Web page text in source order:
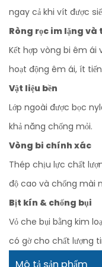
ngay cả khi vít được
Ròng rọc im lặng và
Kết hợp vòng bi êm ái
hoạt động êm ái, ít
Vật liệu bền
Lớp ngoài được bọc
khả năng chống mỏi.
Vòng bi chính xác
Thép chịu lực chất
độ cao và chống mài
Bịt kín & chống bụi
Vỏ che bụi bằng kim
có gờ cho chất lượng
Mô tả sản phẩm